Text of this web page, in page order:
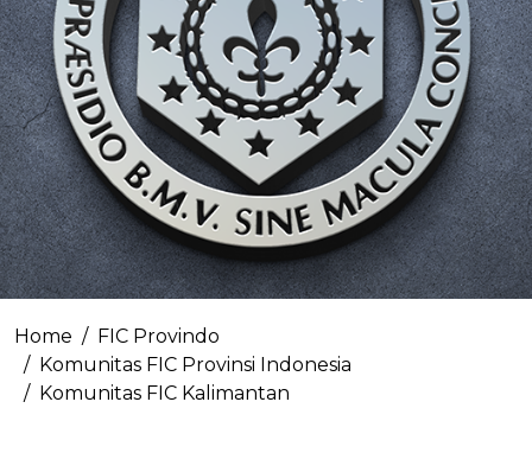
Home
FIC Provindo
Komunitas FIC Provinsi Indonesia
Komunitas FIC Kalimantan